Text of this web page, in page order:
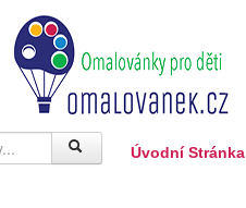
Úvodní Stránka